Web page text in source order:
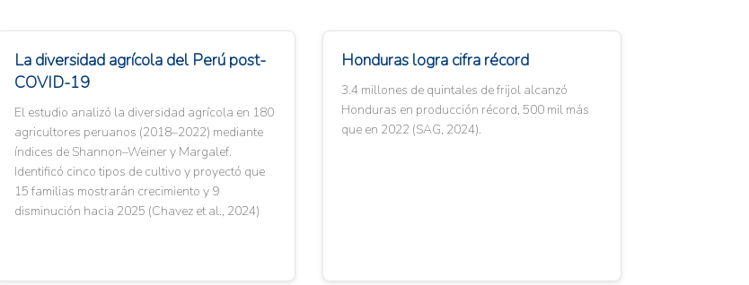
La diversidad agrícola del Perú post-
COVID-19
El estudio analizó la diversidad agrícola en 180
agricultores peruanos (2018–2022) mediante
índices de Shannon–Weiner y Margalef.
Identificó cinco tipos de cultivo y proyectó que
15 familias mostrarán crecimiento y 9
disminución hacia 2025 (Chavez et al., 2024)
Honduras logra cifra récord
3.4 millones de quintales de frijol alcanzó
Honduras en producción récord, 500 mil más
que en 2022 (SAG, 2024).